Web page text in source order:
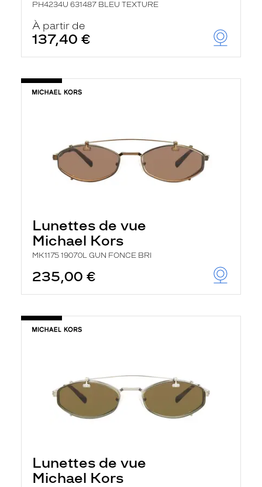
PH4234U 631487 BLEU TEXTURE
À partir de
137,40 €
Lunettes de vue
Michael Kors
MK1175 19070L GUN FONCE BRI
235,00 €
Lunettes de vue
Michael Kors